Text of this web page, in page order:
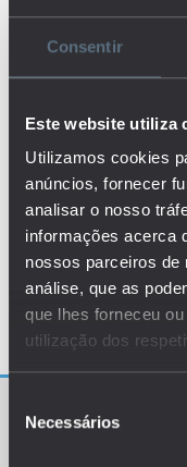
Consentir
Este website utiliza
Utilizamos cookies
anúncios, fornecer
analisar o nosso
informações acerca
nossos parceiros de
análise, que as
que lhes forneceu
utilização dos
Necessários
GERAL